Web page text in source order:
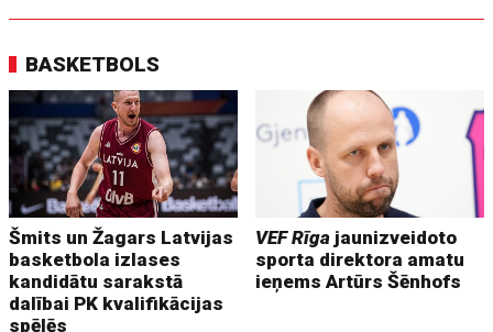
BASKETBOLS
Šmits un Žagars Latvijas
basketbola izlases
kandidātu sarakstā
dalībai PK kvalifikācijas
spēlēs
VEF Rīga jaunizveidoto
sporta direktora amatu
ieņems Artūrs Šēnhofs